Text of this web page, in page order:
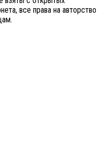
все права на авторство